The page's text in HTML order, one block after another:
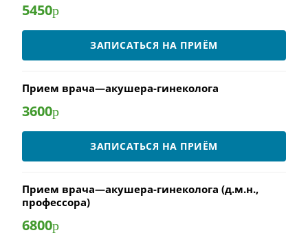
5450р
ЗАПИСАТЬСЯ НА ПРИЁМ
Прием врача—акушера-гинеколога
3600р
ЗАПИСАТЬСЯ НА ПРИЁМ
Прием врача—акушера-гинеколога (д.м.н.,
профессора)
6800р